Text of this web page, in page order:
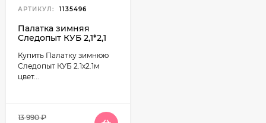
АРТИКУЛ: 1135496
Палатка зимняя
Следопыт КУБ 2,1*2,1
Купить Палатку зимнюю
Следопыт КУБ 2.1х2.1м
цвет...
13 990₽